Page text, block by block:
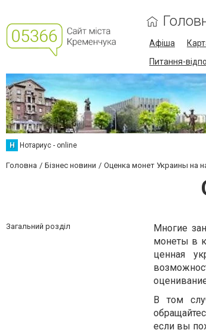
Афіша
Питання-
Н Нотариус - online
Головна Бізнес новини Оценка монет Украины на
Загальний розділ
Многие
монеты в
ценная
В том
если вы